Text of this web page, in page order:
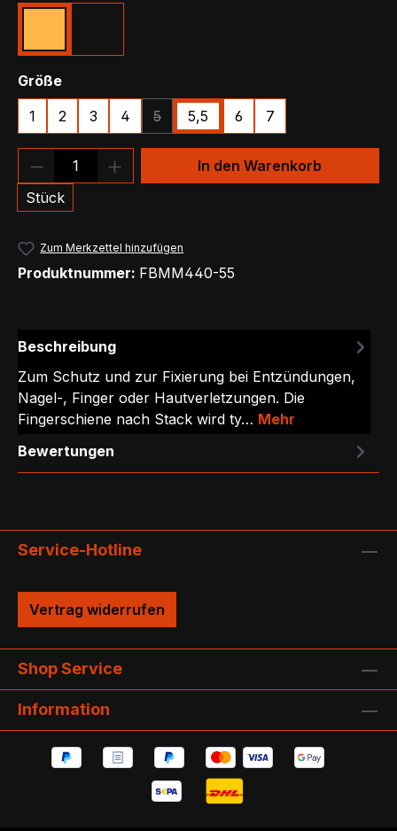
Größeauswählen
1 2 3 4 5
(Diese Option ist zurzeit nicht verfügbar.)
5,5 6 7
Produkt Anzahl: Gib den
Stück
In den Warenkorb
Zum Merkzettel hinzufügen
Produktnummer: FBMM440-55
Beschreibung
Zum Schutz und zur Fixierung bei Entzündungen,
Nagel-, Finger oder Hautverletzungen. Die
Fingerschiene nach Stack wird ty… Mehr
Bewertungen
Service-Hotline
Vertrag widerrufen
Shop Service
Information